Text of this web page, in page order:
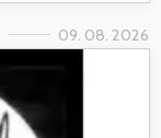
09. 08. 2026